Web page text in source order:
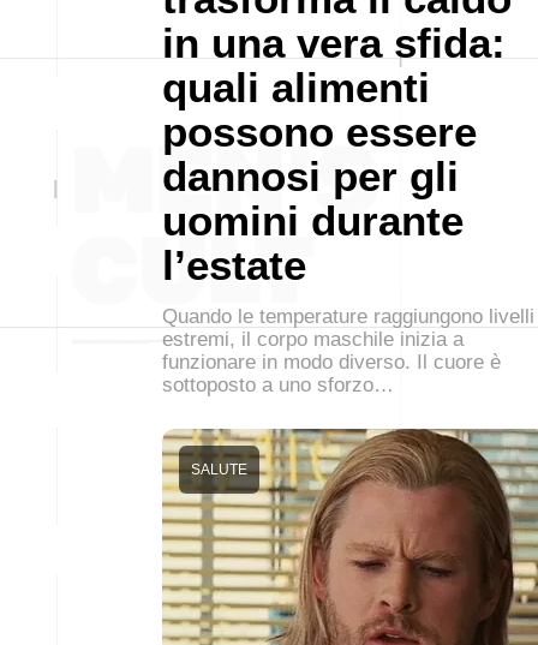
in una vera sfida:
quali alimenti
possono essere
dannosi per gli
uomini durante
l’estate
Quando le temperature raggiungono livelli
estremi, il corpo maschile inizia a
funzionare in modo diverso. Il cuore è
sottoposto a uno sforzo…
SALUTE